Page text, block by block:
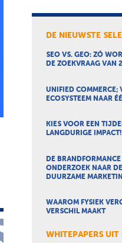
DE NIEUWSTE
SEO VS. GEO: ZÓ
DE ZOEKVRAAG VAN
UNIFIED COMMERCE;
ECOSYSTEEM NAAR
KIES VOOR EEN
LANGDURIGE IMPACT!
DE
ONDERZOEK NAAR
DUURZAME
WAAROM FYSIEK
VERSCHIL MAAKT
WHITEPAPERS UIT